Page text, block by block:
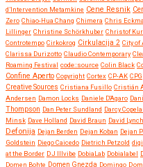
d’Intervention Metamkine Cene Resnik
Zero Chiao-Hua Chang Chimera Chris
Lillinger Christine Schörkhuber Christof
Controtempo Cirkokrog Cirkulacija 2 City of
Clarissa Durizotto Claudio Contemporary
Roaming Festival code::source Colin Black
Confine Aperto Copyright Cortex CP-AK CPG
Creative Sources Cristiana Fusillo Cristián
Andersen Damon Locks Daniele D'Agaro
Thompson Dan Peter Sundland Darcy
Minsk Dave Holland David Braun David Lynch
Defonija Dejan Berden Dejan Koban Dejan
Goldstein Diego Caicedo Dietrich Petzold
at the Border DJ Illvibe DobiaLab Dobialabel
Domen Bohte Domen Gnezda Domingo